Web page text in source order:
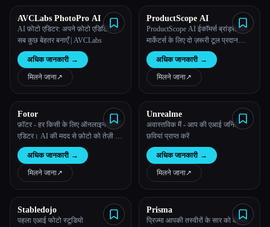
सभी श्रेणियाँ
हमारे बारे में
AVCLabs PhotoPro AI
AI फ़ोटो एडिटर: अपने फ़ोटो एडिटिंग में
सब कुछ बेहतर बनाएँ | AVCLabs
अधिक जानकारी →
मिलने जाना↗︎
ProductScope AI
ProductScope AI ईकॉमर्स ब्रांड्स और
मार्केटर्स के लिए दो ज़रूरी टूल प्रदान
करता है: एक AI प्रॉडक्ट फ़ोटोशूट टूल
और एक लिस्टिंग ऑप्टिमाइज़र।
अधिक जानकारी →
मिलने जाना↗︎
Fotor
फ़ॉटर - हर किसी के लिए ऑनलाइन फ़ोटो
एडिटर। AI की मदद से फ़ोटो को तेज़ी से
और आसानी से एडिट करें।
अधिक जानकारी →
मिलने जाना↗︎
Unrealme
अवास्तविक मैं - आप की एआई जनित
छवियां प्राप्त करें
अधिक जानकारी →
मिलने जाना↗︎
Stabledojo
पहला एआई फोटो स्टूडियो
Prisma
प्रिज्मा आपकी तस्वीरों के सार को कैप्चर